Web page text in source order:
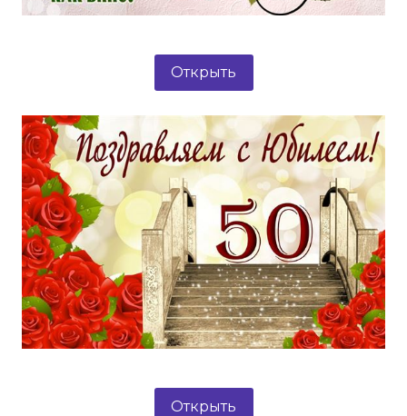
Открыть
Открыть